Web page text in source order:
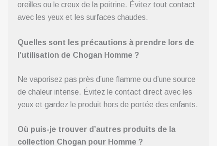
oreilles ou le creux de la poitrine. Évitez tout contact
avec les yeux et les surfaces chaudes.
Quelles sont les précautions à prendre lors de
l’utilisation de Chogan Homme ?
Ne vaporisez pas près d’une flamme ou d’une source
de chaleur intense. Évitez le contact direct avec les
yeux et gardez le produit hors de portée des enfants.
Où puis-je trouver d’autres produits de la
collection Chogan pour Homme ?